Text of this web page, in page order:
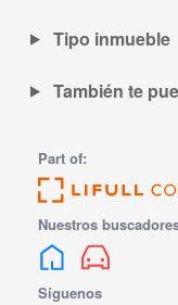
Tipo inmueble
También te
Part of:
Nuestros
Síguenos